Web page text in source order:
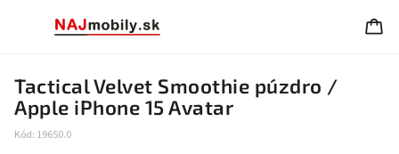
Tactical Velvet Smoothie púzdro /
Apple iPhone 15 Avatar
Kód: 19650.0